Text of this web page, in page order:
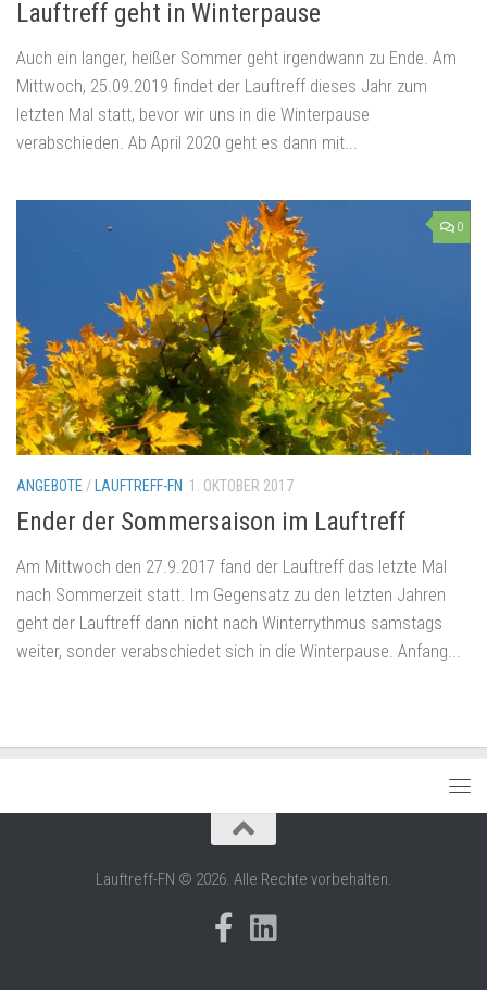
Lauftreff geht in Winterpause
Auch ein langer, heißer Sommer geht irgendwann zu Ende. Am
Mittwoch, 25.09.2019 findet der Lauftreff dieses Jahr zum
letzten Mal statt, bevor wir uns in die Winterpause
verabschieden. Ab April 2020 geht es dann mit...
0
ANGEBOTE / LAUFTREFF-FN 1. OKTOBER 2017
Ender der Sommersaison im Lauftreff
Am Mittwoch den 27.9.2017 fand der Lauftreff das letzte Mal
nach Sommerzeit statt. Im Gegensatz zu den letzten Jahren
geht der Lauftreff dann nicht nach Winterrythmus samstags
weiter, sonder verabschiedet sich in die Winterpause. Anfang...
Lauftreff-FN © 2026. Alle Rechte vorbehalten.